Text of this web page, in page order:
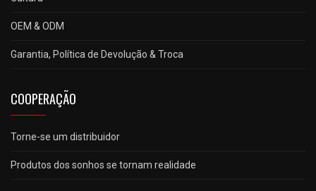
OEM & ODM
Garantia, Política de Devolução & Troca
COOPERAÇÃO
Torne-se um distribuidor
Produtos dos sonhos se tornam realidade